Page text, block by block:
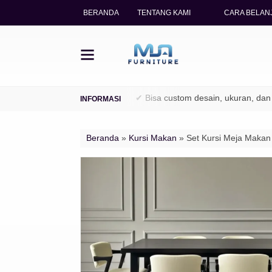
BERANDA TENTANG KAMI CARA
legal (TPK / Perhutani) ✔ Bisa custom desain, ukuran, dan
Beranda » Kursi Makan » Set Kursi Meja